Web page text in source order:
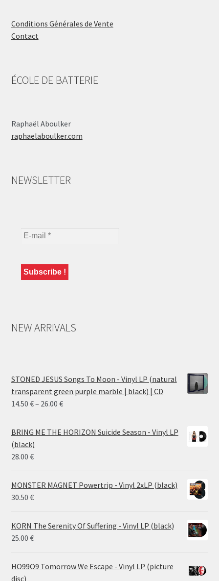
Conditions Générales de Vente
Contact
ÉCOLE DE BATTERIE
Raphaël Aboulker
raphaelaboulker.com
NEWSLETTER
NEW ARRIVALS
STONED JESUS Songs To Moon - Vinyl LP (natural
transparent green purple marble | black) | CD
14.50 €– 26.00 €Price
14.50 €
BRING ME THE HORIZON Suicide Season - Vinyl LP
(black)
28.00 €
MONSTER MAGNET Powertrip - Vinyl 2xLP (black)
30.50 €
KORN The Serenity Of Suffering - Vinyl LP (black)
25.00 €
HO99O9 Tomorrow We Escape - Vinyl LP (picture
disc)